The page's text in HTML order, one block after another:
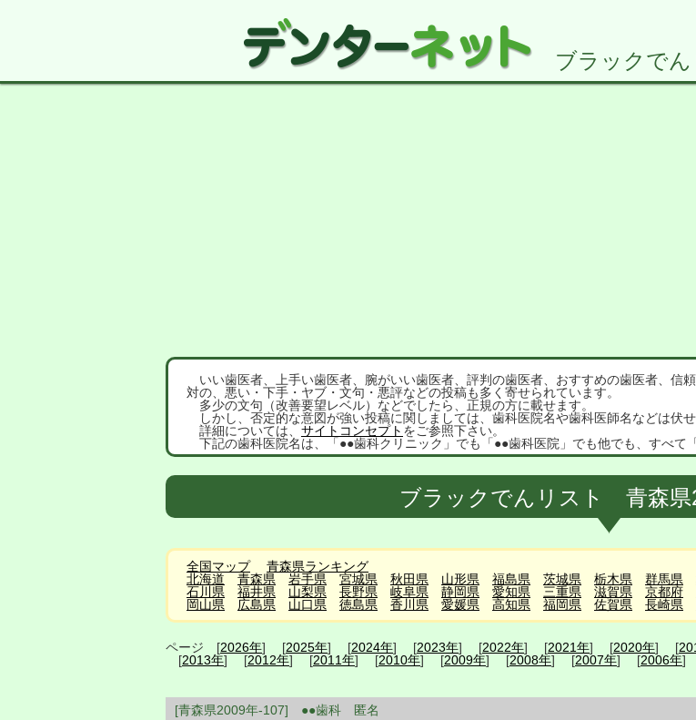
ブラックで
いい歯医者、上手い歯医者、腕がいい歯医者、評判の歯医者、おすすめの歯医者、信
対の、悪い・下手・ヤブ・文句・悪評などの投稿も多く寄せられています。
多少の文句（改善要望レベル）などでしたら、正規の方に載せます。
しかし、否定的な意図が強い投稿に関しましては、歯科医院名や歯科医師名などは伏せ
詳細については、 サイトコンセプト をご参照下さい。
下記の歯科医院名は、「●●歯科クリニック」でも「●●歯科医院」でも他でも、すべて
ブラックでんリスト 青森県
全国マップ
青森県ランキング
北海道
青森県 岩手県 宮城県 秋田県 山形県 福島県 茨城県 栃木県 群馬県
石川県
福井県 山梨県 長野県 岐阜県 静岡県 愛知県 三重県 滋賀県 京都府
岡山県
広島県 山口県 徳島県 香川県 愛媛県 高知県 福岡県 佐賀県 長崎県
ページ [2026年] [2025年] [2024年] [2023年] [2022年] [2021年] [2020年] [
[2013年] [2012年] [2011年] [2010年] [2009年] [2008年] [2007年] [2006年]
[青森県2009年-107] ●●歯科 匿名